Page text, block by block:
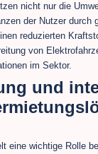
nicht nur die
der Nutzer durch
reduzierten
von
im Sektor.
und
eine wichtige Rolle